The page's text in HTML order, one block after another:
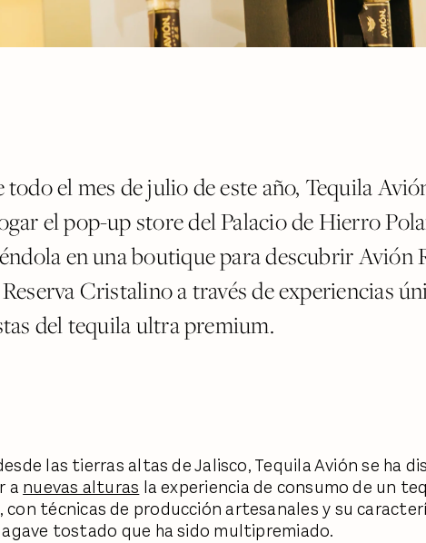
todo el mes de julio de este año, Tequila
el pop-up store del Palacio de Hierro
en una boutique para descubrir Avión
Cristalino a través de experiencias
del tequila ultra premium.
las tierras altas de Jalisco, Tequila Avión se ha
anuevas alturas la experiencia de consumo de un
, con técnicas de producción artesanales y su
tostado que ha sido multipremiado.